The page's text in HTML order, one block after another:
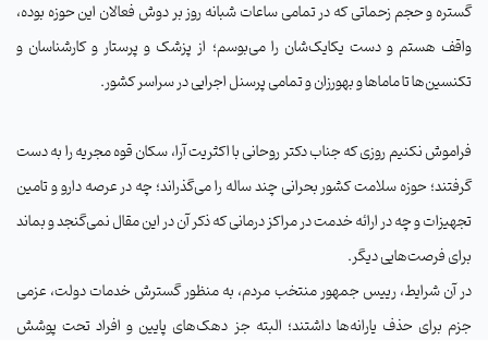
گستره و حجم زحماتی که در تمامی ساعات شبانه روز بر دوش فعالان این حوزه بوده،
واقف هستم و دست یکایک‌شان را می‌بوسم؛ از پزشک و پرستار و کارشناسان و
تکنسین‌ها تا ماماها و بهورزان و تمامی پرسنل اجرایی در سراسر کشور.
فراموش نکنیم روزی که جناب دکتر روحانی با اکثریت آرا، سکان قوه مجریه را به دست
گرفتند؛ حوزه سلامت کشور بحرانی چند ساله را می‌گذراند؛ چه در عرصه دارو و تامین
تجهیزات و چه در ارائه خدمت در مراکز درمانی که ذکر آن در این مقال نمی‌گنجد و بماند
برای فرصت‌هایی دیگر.
در آن شرایط، رییس جمهور منتخب مردم، به منظور گسترش خدمات دولت، عزمی
جزم برای حذف یارانه‌ها داشتند؛ البته جز دهک‌های پایین و افراد تحت پوشش